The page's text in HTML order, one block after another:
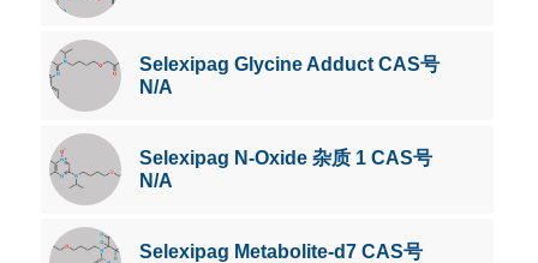
Selexipag Glycine Adduct CAS号
N/A
Selexipag N-Oxide 杂质 1 CAS号
N/A
Selexipag Metabolite-d7 CAS号